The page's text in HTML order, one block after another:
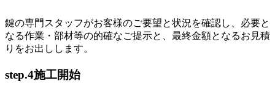
鍵の専門スタッフがお客様のご要望と状況を確認し、必要と
なる作業・部材等の的確なご提示と、最終金額となるお見積
りをお出しします。
step.4施工開始